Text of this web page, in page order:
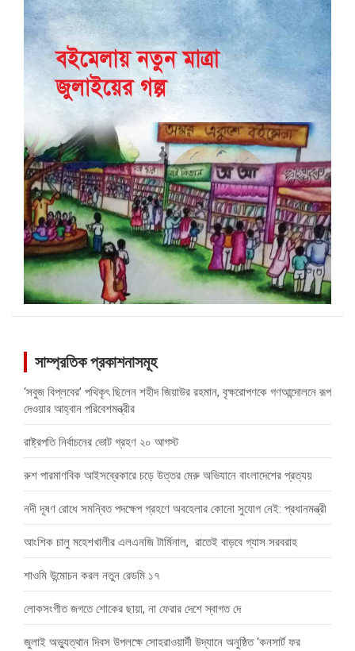
সাম্প্রতিক প্রকাশনাসমূহ
‘সবুজ বিপ্লবের’ পথিকৃৎ ছিলেন শহীদ জিয়াউর রহমান, বৃক্ষরোপণকে গণআন্দোলনে রূপ
দেওয়ার আহ্বান পরিবেশমন্ত্রীর
রাষ্ট্রপতি নির্বাচনের ভোট গ্রহণ ২০ আগস্ট
রুশ পারমাণবিক আইসব্রেকারে চড়ে উত্তর মেরু অভিযানে বাংলাদেশের প্রত্যয়
নদী দূষণ রোধে সমন্বিত পদক্ষেপ গ্রহণে অবহেলার কোনো সুযোগ নেই: প্রধানমন্ত্রী
আংশিক চালু মহেশখালীর এলএনজি টার্মিনাল, রাতেই বাড়বে গ্যাস সরবরাহ
শাওমি উন্মোচন করল নতুন রেডমি ১৭
লোকসংগীত জগতে শোকের ছায়া, না ফেরার দেশে স্বাগত দে
জুলাই অভ্যুত্থান দিবস উপলক্ষে সোহরাওয়ার্দী উদ্যানে অনুষ্ঠিত ‘কনসার্ট ফর